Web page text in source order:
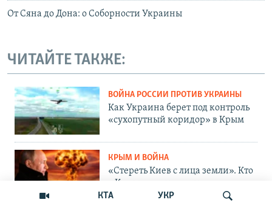
КТА УКР
От Сяна до Дона: о Соборности Украины
ЧИТАЙТЕ ТАКЖЕ:
ВОЙНА РОССИИ ПРОТИВ УКРАИНЫ
Как Украина берет под контроль
«сухопутный коридор» в Крым
КРЫМ И ВОЙНА
«Стереть Киев с лица земли». Кто
в Крыму хочет уничтожения
Украины